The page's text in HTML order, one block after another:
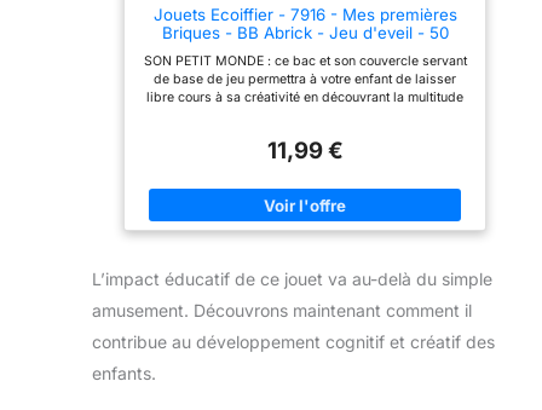
quotidien. DES JOUETS
ORIGINE FRANCE
Ecoiffier fabrique ses
produits à Oyonnax dans
l'Ain grâce à
Jouets Ecoiffier - 7916 - Mes premières
Briques - BB Abrick - Jeu d'eveil - 50
Garantie, Pastel
SON PETIT MONDE : ce bac et son couvercle servant
de base de jeu permettra à votre enfant de laisser
libre cours à sa créativité en découvrant la multitude
kit contient 1 bac de rangement transparent muni d'un
rempli de 70 briques à empiler de couleurs et de
formes différentes. L'EVEIL DES TOUT-PETITS : cette
gamme aux couleurs douces va accompagner votre
et en manipulant différents jouets que les enfants
à devenir plus habile et plus autonome au quotidien.
DES JOUETS ORIGINE FRANCE GARANTIE : Jouets
Ecoiffier est une entreprise familiale qui fabrique tous
11,99 €
L’impact éducatif de ce jouet va au-delà du simple
amusement. Découvrons maintenant comment il
contribue au développement cognitif et créatif des
enfants.